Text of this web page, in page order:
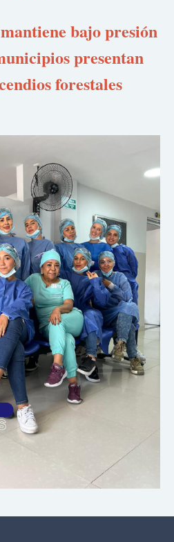
bajo presión
presentan
forestales